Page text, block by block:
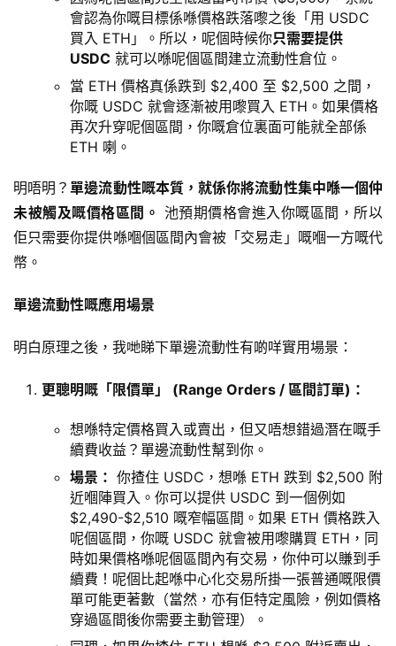
會認為你嘅目標係喺價格跌落嚟之後「用 USDC
買入 ETH」。所以，呢個時候你只需要提供
USDC 就可以喺呢個區間建立流動性倉位。
當 ETH 價格真係跌到 $2,400 至 $2,500 之間，
你嘅 USDC 就會逐漸被用嚟買入 ETH。如果價格
再次升穿呢個區間，你嘅倉位裏面可能就全部係
ETH 喇。
明唔明？單邊流動性嘅本質，就係你將流動性集中喺一個仲
未被觸及嘅價格區間。 池預期價格會進入你嘅區間，所以
佢只需要你提供喺嗰個區間內會被「交易走」嘅嗰一方嘅代
幣。
單邊流動性嘅應用場景
明白原理之後，我哋睇下單邊流動性有啲咩實用場景：
更聰明嘅「限價單」 (Range Orders / 區間訂單)：
想喺特定價格買入或賣出，但又唔想錯過潛在嘅手
續費收益？單邊流動性幫到你。
場景： 你揸住 USDC，想喺 ETH 跌到 $2,500 附
近嗰陣買入。你可以提供 USDC 到一個例如
$2,490-$2,510 嘅窄幅區間。如果 ETH 價格跌入
呢個區間，你嘅 USDC 就會被用嚟購買 ETH，同
時如果價格喺呢個區間內有交易，你仲可以賺到手
續費！呢個比起喺中心化交易所掛一張普通嘅限價
單可能更著數（當然，亦有佢特定風險，例如價格
穿過區間後你需要主動管理）。